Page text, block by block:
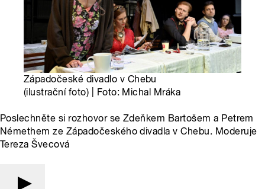
Západočeské divadlo v Chebu
(ilustrační foto) | Foto: Michal Mráka
Poslechněte si rozhovor se Zdeňkem Bartošem a Petrem
Némethem ze Západočeského divadla v Chebu. Moderuje
Tereza Švecová